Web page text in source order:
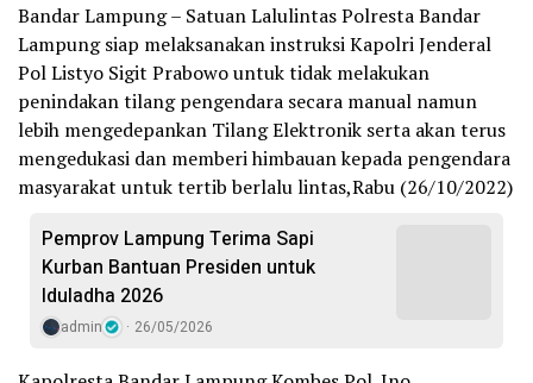
Bandar Lampung – Satuan Lalulintas Polresta Bandar
Lampung siap melaksanakan instruksi Kapolri Jenderal
Pol Listyo Sigit Prabowo untuk tidak melakukan
penindakan tilang pengendara secara manual namun
lebih mengedepankan Tilang Elektronik serta akan terus
mengedukasi dan memberi himbauan kepada pengendara
masyarakat untuk tertib berlalu lintas,Rabu (26/10/2022)
Pemprov Lampung Terima Sapi
Kurban Bantuan Presiden untuk
Iduladha 2026
admin 26/05/2026